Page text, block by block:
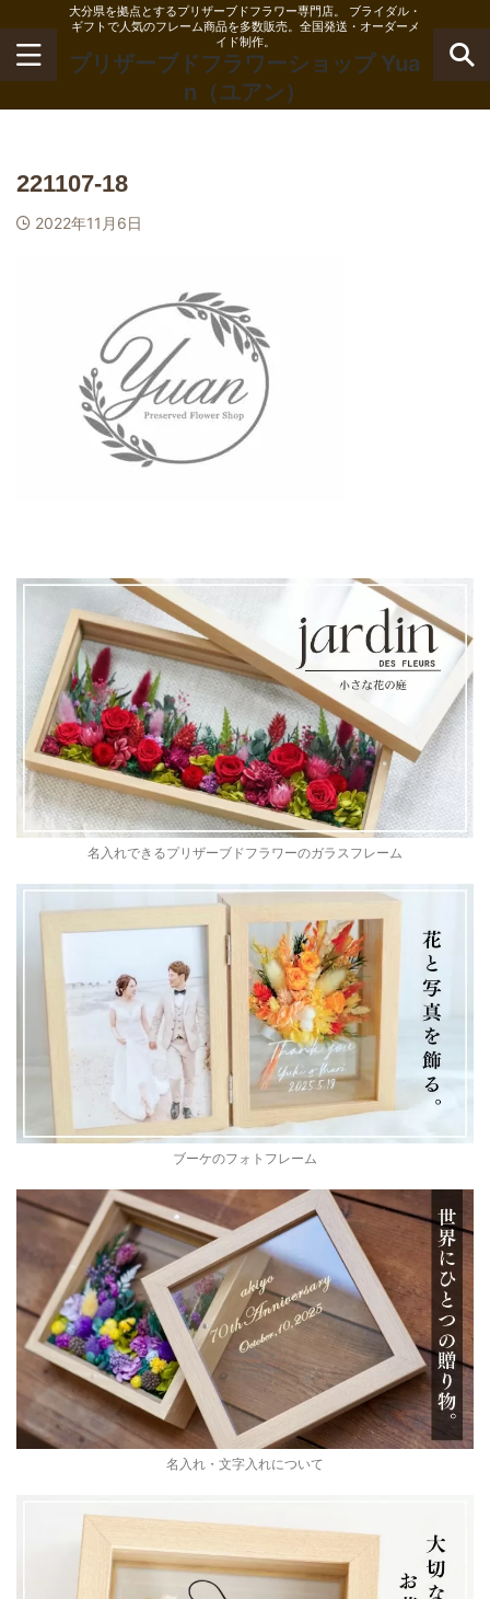
大分県を拠点とするプリザーブドフラワー専門店。 ブライダル・
ギフトで人気のフレーム商品を多数販売。全国発送・オーダーメ
イド制作。
プリザーブドフラワーショップ Yua
n（ユアン）
221107-18
2022年11月6日
名入れできるプリザーブドフラワーのガラスフレーム
ブーケのフォトフレーム
名入れ・文字入れについて